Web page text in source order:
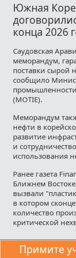
Южная
конца 2026
Саудовская
меморандум,
поставки сырой
сообщило
промышленности
(MOTIE).
Меморандум
нефти в
развитие
и
использования
Ранее газета
Ближнем
вызвали
в котором
количество
критической
Примите